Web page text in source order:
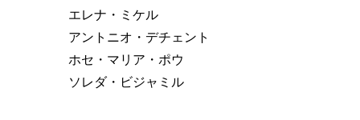
エレナ・ミケル
アントニオ・デチェント
ホセ・マリア・ポウ
ソレダ・ビジャミル